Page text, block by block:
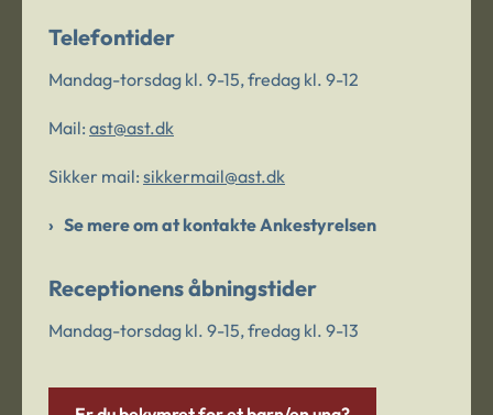
Telefontider
Mandag-torsdag kl. 9-15, fredag kl. 9-12
Mail: ast@ast.dk
Sikker mail: sikkermail@ast.dk
Se mere om at kontakte Ankestyrelsen
Receptionens åbningstider
Mandag-torsdag kl. 9-15, fredag kl. 9-13